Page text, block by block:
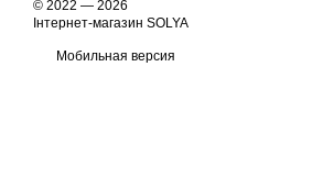
© 2022 — 2026
Інтернет-магазин SOLYA
Мобильная версия